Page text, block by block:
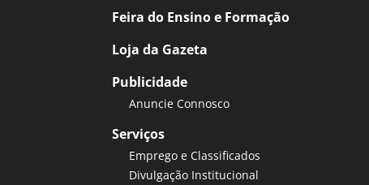
Feira do Ensino e Formação
Loja da Gazeta
Publicidade
Anuncie Connosco
Serviços
Emprego e Classificados
Divulgação Institucional